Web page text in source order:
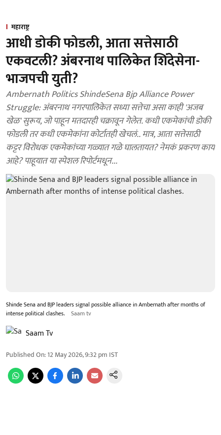
महाराष्ट्र
आधी डोकी फोडली, आता सत्तेसाठी
एकवटली? अंबरनाथ पालिकेत शिंदेसेना-
भाजपची युती?
Ambernath Politics ShindeSena Bjp Alliance Power
Struggle: अंबरनाथ नगरपालिकेत सध्या सत्तेचा असा काही 'अजब
खेळ' सुरूय, जो पाहून मतदारही चक्रावून गेलेत. कधी एकमेकांची डोकी
फोडली तर कधी एकमेकांना कोर्टातही खेचलं.. मात्र, आता सत्तेसाठी
कट्टर विरोधक एकमेकांच्या गळ्यात गळे घालतायत? नेमकं प्रकरण काय
आहे? पाहूयात या स्पेशल रिपोर्टमधून...
Shinde Sena and BJP leaders signal possible alliance in Ambernath after months of
intense political clashes.
Saam tv
Saam Tv
Published On:12 May 2026, 9:32 pm IST